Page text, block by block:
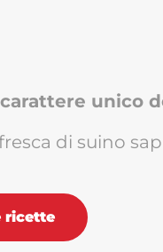
unico
di suino
ricette